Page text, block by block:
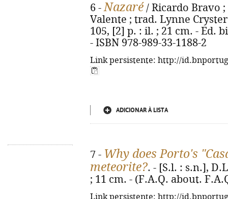
6 -Nazaré / Ricardo Bravo
Valente ; trad. Lynne
105, [2] p. : il. ; 21 cm. - Ed.
- ISBN 978-989-33-1188-2
Link persistente: http://
ADICIONAR À LISTA
7 - Why does Porto's
meteorite?. - [S.l. : s.n.],
; 11 cm. - (F.A.Q. about.
Link persistente: http://